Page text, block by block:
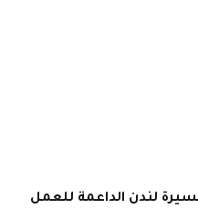
لندن الداعمة للعمل